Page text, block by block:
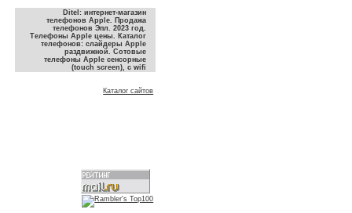
Ditel: интернет-магазин
телефонов Apple. Продажа
телефонов Эпл. 2023 год.
Телефоны Apple цены. Каталог
телефонов: слайдеры Apple
раздвижной. Сотовые
телефоны Apple сенсорные
(touch screen), с wifi
Каталог сайтов